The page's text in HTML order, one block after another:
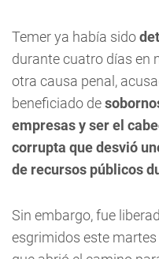
Temer ya había sido
durante cuatro días en
otra causa penal,
beneficiado de
empresas y ser el
corrupta que desvió
de recursos públicos
Sin embargo, fue
esgrimidos este